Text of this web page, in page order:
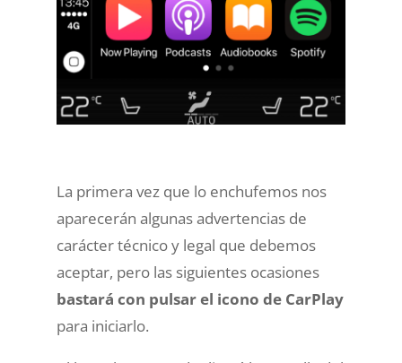
La primera vez que lo enchufemos nos
aparecerán algunas advertencias de
carácter técnico y legal que debemos
aceptar, pero las siguientes ocasiones
bastará con pulsar el icono de CarPlay
para iniciarlo.